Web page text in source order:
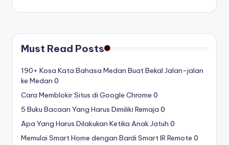
Must Read Posts
190+ Kosa Kata Bahasa Medan Buat Bekal Jalan-jalan
ke Medan 0
Cara Memblokir Situs di Google Chrome 0
5 Buku Bacaan Yang Harus Dimiliki Remaja 0
Apa Yang Harus Dilakukan Ketika Anak Jatuh 0
Memulai Smart Home dengan Bardi Smart IR Remote 0